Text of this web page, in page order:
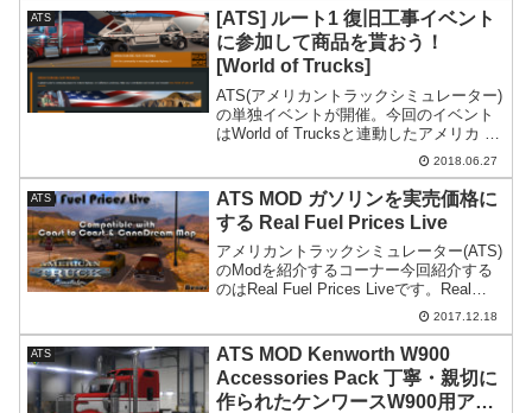
ATS
[ATS] ルート1 復旧工事イベント
に参加して商品を貰おう！
[World of Trucks]
ATS(アメリカントラックシミュレーター)
の単独イベントが開催。今回のイベント
はWorld of Trucksと連動したアメリカ カ
リフォルニア州のルート1の一部である、
カルメル・サン・シメオン・ハイウェイ
復旧関連の配送イベントとなっていま...
2018.06.27
ATS
ATS MOD ガソリンを実売価格に
する Real Fuel Prices Live
アメリカントラックシミュレーター(ATS)
のModを紹介するコーナー今回紹介する
のはReal Fuel Prices Liveです。Real
Fuel Prices Live 概要Real Fuel Prices
2017.12.18
ATS
ATS MOD Kenworth W900
Accessories Pack 丁寧・親切に
作られたケンワースW900用アク